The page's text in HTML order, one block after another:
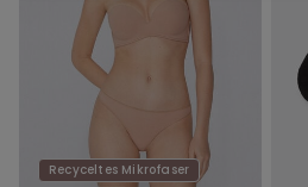
Recyceltes Mikrofaser